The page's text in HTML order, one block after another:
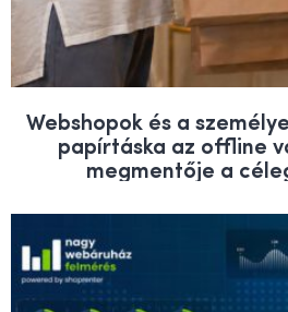
Webshopok és a
papírtáska az offline
megmentője a